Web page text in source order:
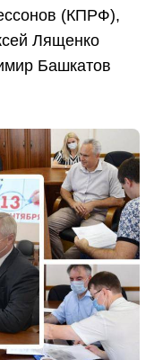
(КПРФ),
Лященко
Башкатов